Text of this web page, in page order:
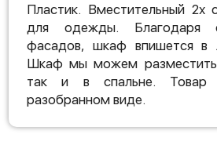
Пластик. Вместительный 2х
для одежды. Благодаря
фасадов, шкаф впишется в
Шкаф мы можем разместить
так и в спальне. Товар
разобранном виде.